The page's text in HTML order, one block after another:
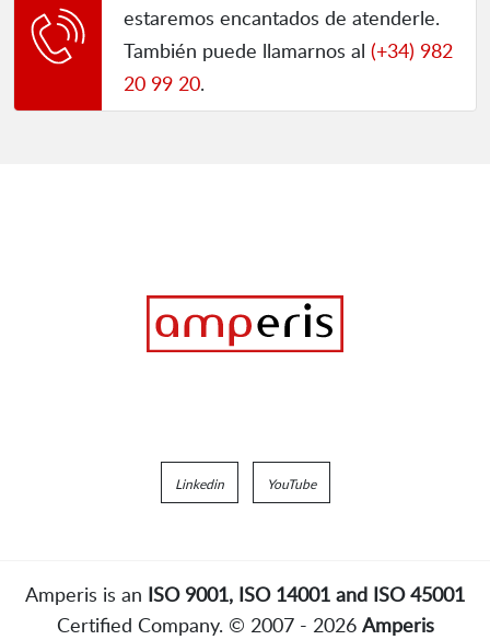
estaremos encantados de atenderle.
También puede llamarnos al (+34) 982
20 99 20.
Linkedin YouTube
Amperis is an ISO 9001, ISO 14001 and ISO 45001
Certified Company. © 2007 - 2026 Amperis